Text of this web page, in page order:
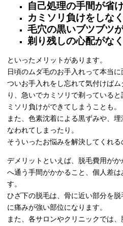
自己処理の手間が省
カミソリ負けをしな
毛穴の黒いブツブツ
剃り残しの心配がな
といったメリットがあります。
日頃のムダ毛のお手入れって本当に
ついお手入れをし忘れて気付けば
り、急いでカミソリで剃っている
ミソリ負けができてしまうことも。
また、色素沈着による黒ずみや、
なわれてしまったり。
そういったお悩みを解決してくれる
デメリットといえば、脱毛費用が
へ通う手間がかかること、個人差
す。
ひざ下の脱毛は、骨に近い部分を
に痛みが強い部位になります。
また、各サロンやクリニックでは